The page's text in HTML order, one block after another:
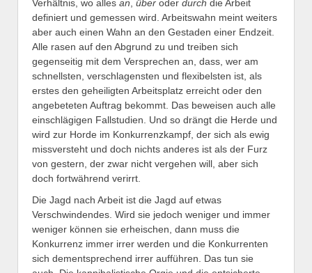
Verhältnis, wo alles an über oder durch die Arbeit
definiert und gemessen wird. Arbeitswahn meint weiters
aber auch einen Wahn an den Gestaden einer Endzeit.
Alle rasen auf den Abgrund zu und treiben sich
gegenseitig mit dem Versprechen an, dass, wer am
schnellsten, verschlagensten und flexibelsten ist, als
erstes den geheiligten Arbeitsplatz erreicht oder den
angebeteten Auftrag bekommt. Das beweisen auch alle
einschlägigen Fallstudien. Und so drängt die Herde und
wird zur Horde im Konkurrenzkampf, der sich als ewig
missversteht und doch nichts anderes ist als der Furz
von gestern, der zwar nicht vergehen will, aber sich
doch fortwährend verirrt.
Die Jagd nach Arbeit ist die Jagd auf etwas
Verschwindendes. Wird sie jedoch weniger und immer
weniger können sie erheischen, dann muss die
Konkurrenz immer irrer werden und die Konkurrenten
sich dementsprechend irrer aufführen. Das tun sie